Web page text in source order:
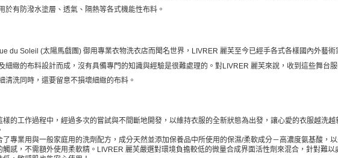
於有防潑水塗層、透氣、隔熱等各式機能性布料。
du Soleil (太陽馬戲團) 御用專業衣物洗衣店而聞名世界，LIVRER 麗芙至今已經手各式各樣國內外藝
細緻的布料設計而成，沒有具備專門的知識與經驗是很難處理的。對LIVRER 麗芙來說，收到這些舞台
清洗同時，還要留意不損壞細緻的布料。
樣的工作過程中，經過多次的嘗試與不間斷地開發，以維持衣服的全新狀態為出發，讓心愛的衣服越洗越
了專業用與一般家庭用的洗劑配方，成分天然並添加保養品中所使用的保濕/柔軟成分－高濃度氨基酸，
觸感，不需額外使用柔軟精。LIVRER 麗芙嚴選對環境負擔較低的微量合成界面活性劑來混合，針對難以